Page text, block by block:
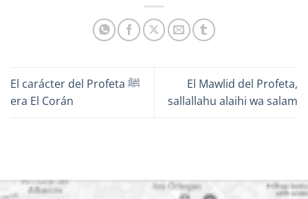
El carácter del Profeta ﷺ
era El Corán
El Mawlid del Profeta,
sallallahu alaihi wa salam